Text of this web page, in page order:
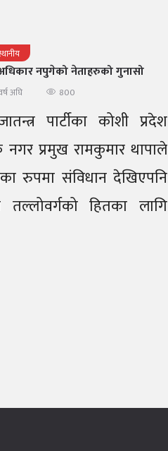
नपुगेको नेताहरुको गुनासो
अघि 800
पार्टीका कोशी प्रदेश
प्रमुख रामकुमार थापाले
रुपमा संविधान देखिएपनि
तल्लोवर्गको हितका लागि